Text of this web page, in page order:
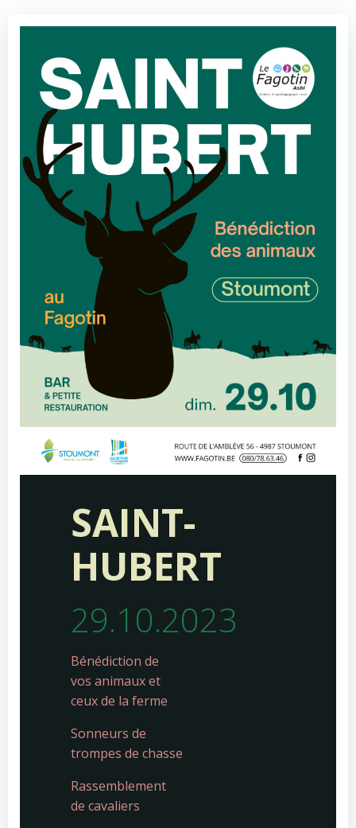
SAINT-
HUBERT
29.10.2023
Bénédiction de
vos animaux et
ceux de la ferme
Sonneurs de
trompes de chasse
Rassemblement
de cavaliers